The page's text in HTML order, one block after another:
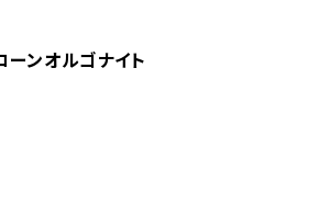
ーンオルゴナイト